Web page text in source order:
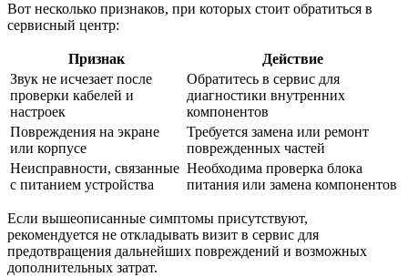
Вот несколько признаков, при которых стоит обратиться в
сервисный центр:
Признак
Действие
Звук не исчезает после
проверки кабелей и
настроек
Обратитесь в сервис для
диагностики внутренних
компонентов
Повреждения на экране
или корпусе
Требуется замена или ремонт
поврежденных частей
Неисправности, связанные
с питанием устройства
Необходима проверка блока
питания или замена компонентов
Если вышеописанные симптомы присутствуют,
рекомендуется не откладывать визит в сервис для
предотвращения дальнейших повреждений и возможных
дополнительных затрат.